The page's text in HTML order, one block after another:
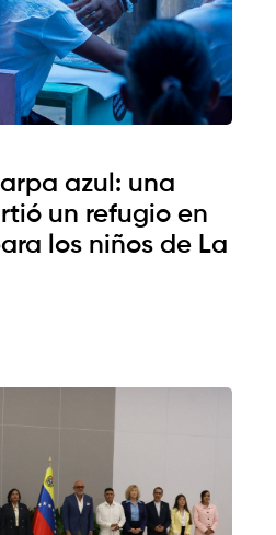
azul: una
un refugio en
los niños de La